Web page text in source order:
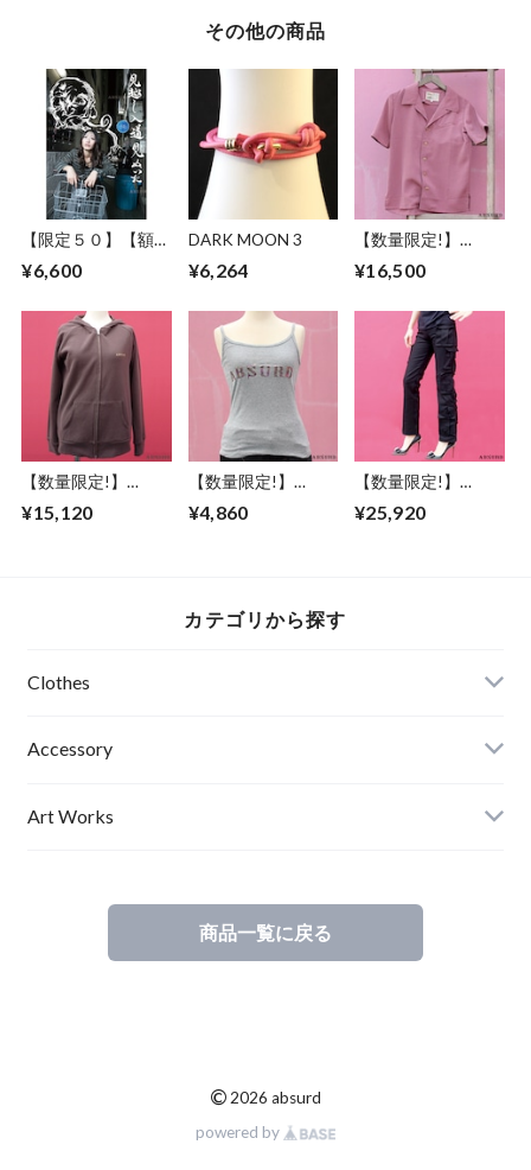
ト ペリドット天然
石 人工パール Take
the bait
ングネックレス Line
ゴールド Lamplight
その他の商品
【限定５０】【額セ
ートポスター【Bike
ART デザイン 自転
車 妖怪 道路標識 フ
ァションフォト 見
越し入道 エディシ
ョンナンバー入り
アブサード
¥6,600
DARK MOON 3
¥6,264
【数量限定!】
ツ メンズ レディー
ッドボタン ダーク
ピンク アブサード
MYMLAN（P）
¥16,500
【数量限定!】
前開き 龍 ガンメタ
¥15,120
【数量限定!】
ール ノースリーブ
¥4,860
【数量限定!】
トパンツ カーゴポ
¥25,920
カテゴリから探す
Clothes
Mens
Ladies
Accessory
Art Works
商品一覧に戻る
© 2026 absurd
powered by